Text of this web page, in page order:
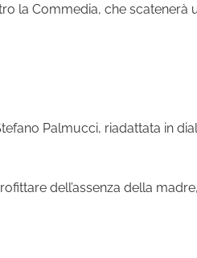
la Commedia, che scatenerà
Palmucci, riadattata in
dell’assenza della